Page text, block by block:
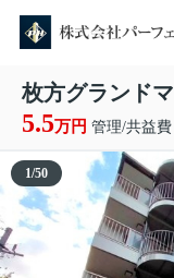
枚方グランド
5.5万円 管理/共益費
1/50